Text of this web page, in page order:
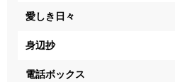
愛しき日々
身辺抄
電話ボックス